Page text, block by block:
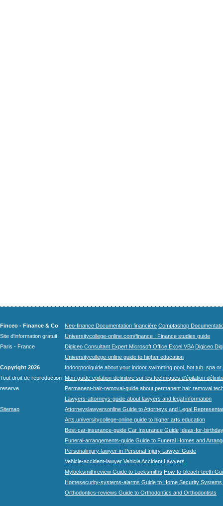
Finceo - Finance & Co
Site d'information gratuit
Paris - France
Copyright 2026
Tout droit de reproduction
reserve.
Sitemap
Neo-finance Documentation financière Comptashop
Universitycollege-online.com/finance : Finance studies guide
Digiceo Consultant Expert Microsoft Office Excel VBA Digiceo
Universitycollege-online guide to higher education
Indoorpoolguide about your indoor swimming pool, hot tub, spa
Mon-guide-epilation-definitive sur les techniques d'épilation
Permanent-hair-removal-guide about permanent hair removal
Lawyers-attorneys-guide about lawyers and legal information
Attorneyslawyersonline Guide to Attorneys and Legal
Arts.universitycollege-online guide to higher arts education
Best-car-insurance-guide Car Insurance Guide Ideas-for-
Funeral-arrangements-guide Guide to Funeral Homes and
Personalinjury-lawyer-in Personal Injury Lawyer Guide
Vehicle-accident-lawyer Vehicle Accident Lawyers
Mylocksmithreview Guide to Locksmiths How-to-bleach-teeth
Homesecurity-systems-alarms Guide to Home Security Systems
Orthodontics-reviews Guide to Orthodontics and Orthodontists